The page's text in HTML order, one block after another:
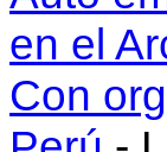
en el
Con